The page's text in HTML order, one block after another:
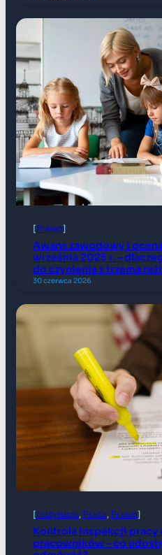
[Prawo]
Awans zawodowy i
września 2025 r. –
do czynienia z trzema
30 czerwca 2026
[Instytucje, Praca, Prawo]
Kontrola inspekcji pracy
pracowników – co